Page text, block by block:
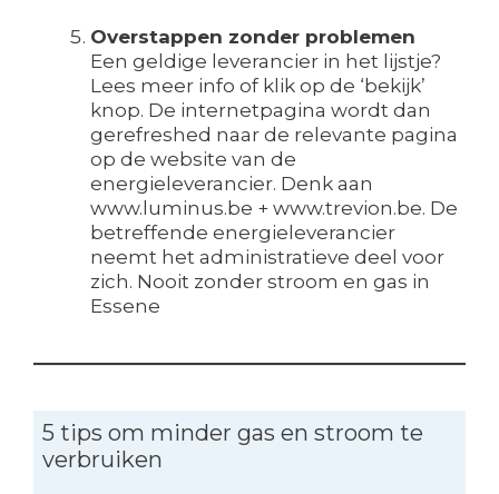
Overstappen zonder problemen
Een geldige leverancier in het lijstje?
Lees meer info of klik op de ‘bekijk’
knop. De internetpagina wordt dan
gerefreshed naar de relevante pagina
op de website van de
energieleverancier. Denk aan
www.luminus.be + www.trevion.be. De
betreffende energieleverancier
neemt het administratieve deel voor
zich. Nooit zonder stroom en gas in
Essene
5 tips om minder gas en stroom te
verbruiken